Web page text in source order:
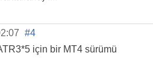
#4
için bir MT4 sürümü